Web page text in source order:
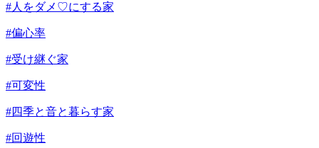
#人をダメ♡にする家
#偏心率
#受け継ぐ家
#可変性
#四季と音と暮らす家
#回遊性